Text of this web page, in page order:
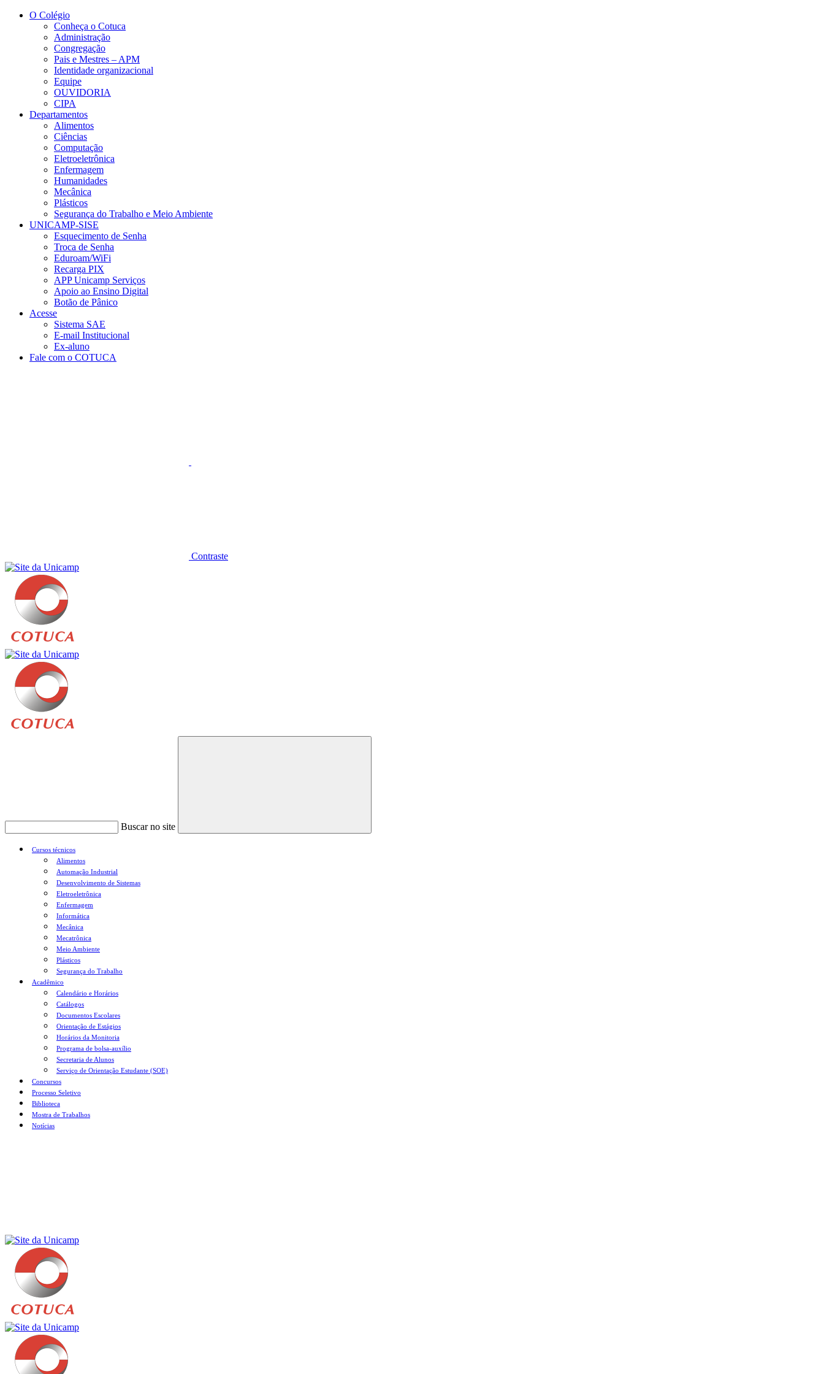
Conteúdo principal
O Colégio
Conheça o Cotuca
Administração
Congregação
Pais e Mestres – APM
Identidade organizacional
Equipe
OUVIDORIA
CIPA
Departamentos
Alimentos
Ciências
Computação
Eletroeletrônica
Enfermagem
Humanidades
Mecânica
Plásticos
Segurança do Trabalho e Meio Ambiente
UNICAMP-SISE
Esquecimento de Senha
Troca de Senha
Eduroam/WiFi
Recarga PIX
APP Unicamp Serviços
Apoio ao Ensino Digital
Botão de Pânico
Acesse
Sistema SAE
E-mail Institucional
Ex-aluno
Fale com o COTUCA
Contraste
Buscar no site
Buscar
Cursos técnicos
Alimentos
Automação Industrial
Desenvolvimento de Sistemas
Eletroeletrônica
Enfermagem
Informática
Mecânica
Mecatrônica
Meio Ambiente
Plásticos
Segurança do Trabalho
Acadêmico
Calendário e Horários
Catálogos
Documentos Escolares
Orientação de Estágios
Horários da Monitoria
Programa de bolsa-auxílio
Secretaria de Alunos
Serviço de Orientação Estudante (SOE)
Concursos
Processo Seletivo
Biblioteca
Mostra de Trabalhos
Notícias